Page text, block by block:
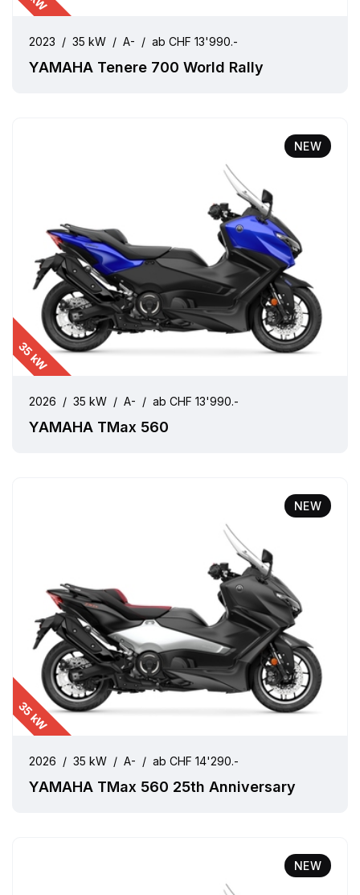
2023 / 35 kW / A- / ab CHF 13'990.-
YAMAHA Tenere 700 World Rally
NEW
35 kW
2026 / 35 kW / A- / ab CHF 13'990.-
YAMAHA TMax 560
NEW
35 kW
2026 / 35 kW / A- / ab CHF 14'290.-
YAMAHA TMax 560 25th Anniversary
NEW